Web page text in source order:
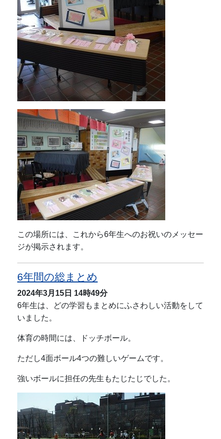
この場所には、これから6年生へのお祝いのメッセー
ジが掲示されます。
6年間の総まとめ
2024年3月15日 14時49分
6年生は、どの学習もまとめにふさわしい活動をして
いました。
体育の時間には、ドッチボール。
ただし4面ボール4つの難しいゲームです。
強いボールに担任の先生もたじたじでした。